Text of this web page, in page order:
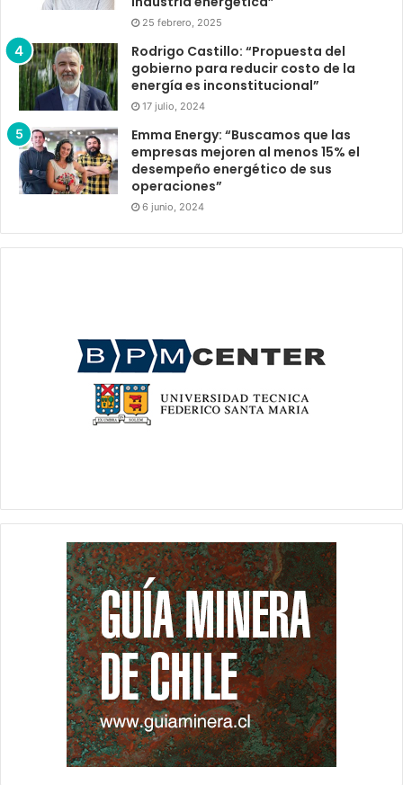
25 febrero, 2025
Rodrigo Castillo: “Propuesta del
gobierno para reducir costo de la
energía es inconstitucional”
17 julio, 2024
Emma Energy: “Buscamos que las
empresas mejoren al menos 15% el
desempeño energético de sus
operaciones”
6 junio, 2024